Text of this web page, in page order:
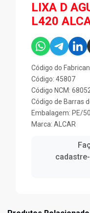
LIXA D
L420
Código do
Código: 45807
Código NCM:
Código de Barras
Embalagem: PE/50
Marca: ALCAR